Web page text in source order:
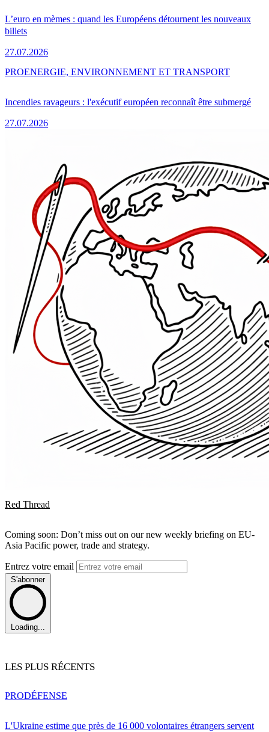
L’euro en mèmes : quand les Européens détournent les nouveaux
billets
27.07.2026
Incendies ravageurs : l'exécutif européen reconnaît être submergé
27.07.2026
PROENERGIE, ENVIRONNEMENT ET TRANSPORT
Red Thread
Coming soon: Don’t miss out on our new weekly briefing on EU-
Asia Pacific power, trade and strategy.
Entrez votre email
S'abonner
Loading...
LES PLUS RÉCENTS
L'Ukraine estime que près de 16 000 volontaires étrangers servent
PRODÉFENSE